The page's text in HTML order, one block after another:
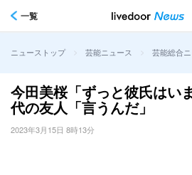
一覧
ニューストップ > 芸能ニュース > 芸能総合ニ
今田美桜「ずっと彼氏はい
代の友人「言うんだ」
2023年3月15日 8時13分